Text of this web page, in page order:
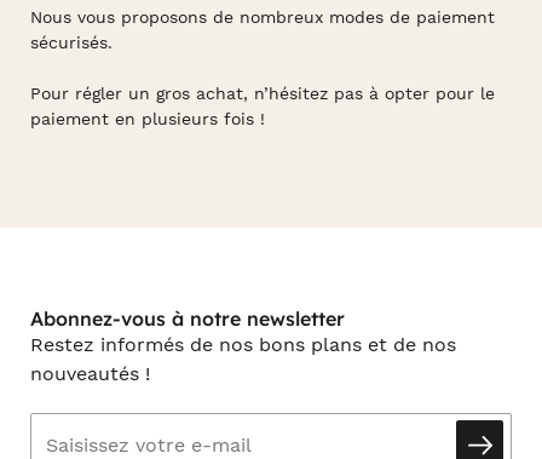
Nous vous proposons de nombreux modes de paiement
sécurisés.
Pour régler un gros achat, n’hésitez pas à opter pour le
paiement en plusieurs fois !
Abonnez-vous à notre newsletter
Restez informés de nos bons plans et de nos
nouveautés !